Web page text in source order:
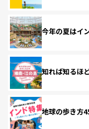
今年の夏はイ
知れば知るほ
地球の歩き方